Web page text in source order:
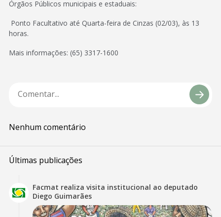
Órgãos Públicos municipais e estaduais:
Ponto Facultativo até Quarta-feira de Cinzas (02/03), às 13
horas.
Mais informações: (65) 3317-1600
Nenhum comentário
Últimas publicações
Facmat realiza visita institucional ao deputado
Diego Guimarães